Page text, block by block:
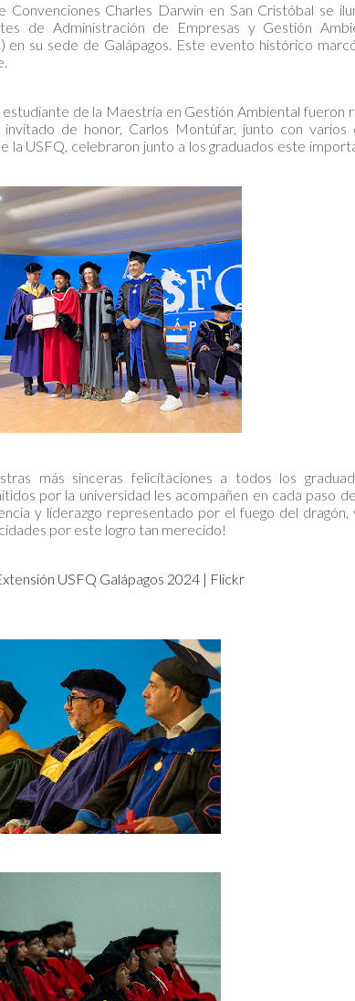
Charles Darwin en San Cristóbal se
de Administración de Empresas y Gestión
en su sede de Galápagos. Este evento histórico
de la Maestría en Gestión Ambiental fueron
de honor, Carlos Montúfar, junto con varios
USFQ, celebraron junto a los graduados este
más sinceras felicitaciones a todos los
por la universidad les acompañen en cada paso
y liderazgo representado por el fuego del dragón,
por este logro tan merecido!
USFQ Galápagos 2024 | Flickr